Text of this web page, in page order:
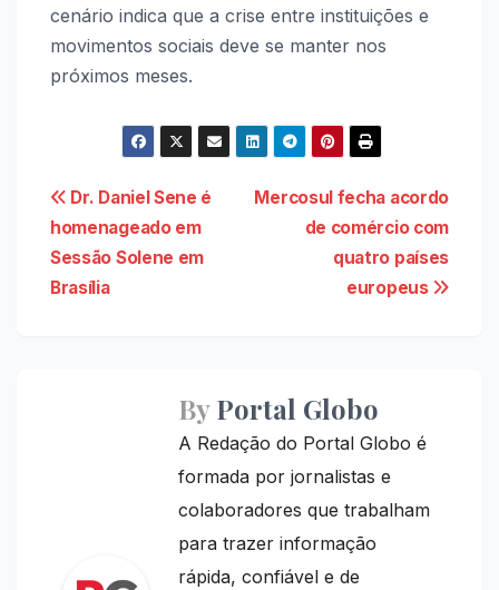
cenário indica que a crise entre instituições e
movimentos sociais deve se manter nos
próximos meses.
Navegação
de
Post
Mercosul fecha acordo
de comércio com
quatro países
europeus
Dr. Daniel Sene é
homenageado em
Sessão Solene em
Brasília
ByPortal Globo
A Redação do Portal Globo é
formada por jornalistas e
colaboradores que trabalham
para trazer informação
rápida, confiável e de